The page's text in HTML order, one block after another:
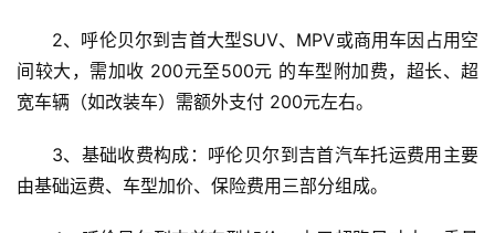
2、呼伦贝尔到吉首大型SUV、MPV或商用车因占用空
间较大，需加收 200元至500元 的车型附加费，超长、超
宽车辆（如改装车）需额外支付 200元左右。
3、基础收费构成：呼伦贝尔到吉首汽车托运费用主要
由基础运费、车型加价、保险费用三部分组成。